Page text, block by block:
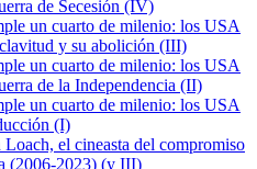
de Secesión (IV)
un cuarto de milenio: los USA
y su abolición (III)
un cuarto de milenio: los USA
de la Independencia (II)
un cuarto de milenio: los USA
(I)
el cineasta del compromiso
(2006-2023) (y III)